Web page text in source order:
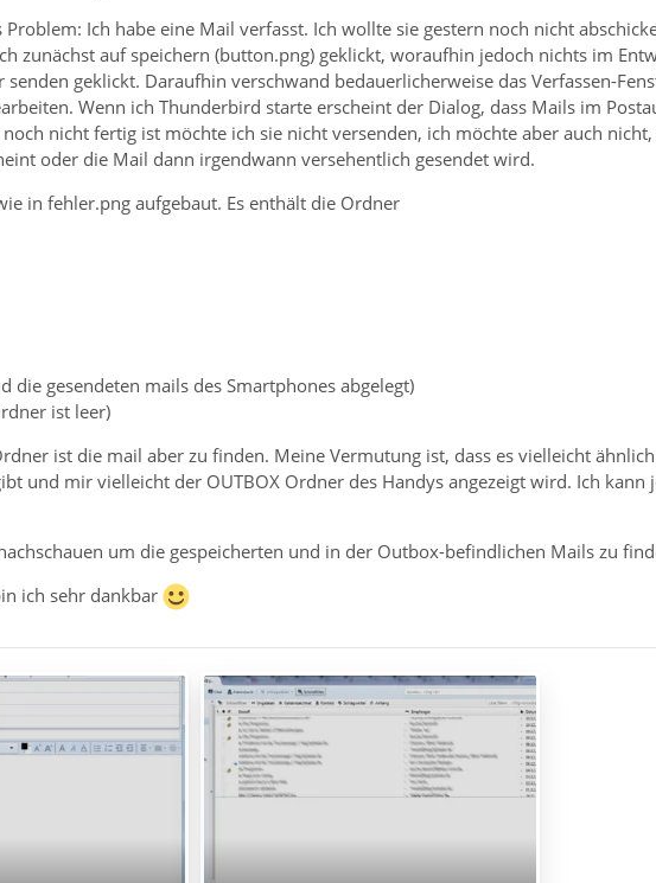
Problem: Ich habe eine Mail verfasst. Ich wollte sie gestern noch nicht
zunächst auf speichern (button.png) geklickt, woraufhin jedoch nichts im
senden geklickt. Daraufhin verschwand bedauerlicherweise das Verfassen-
Wenn ich Thunderbird starte erscheint der Dialog, dass Mails im
nicht fertig ist möchte ich sie nicht versenden, ich möchte aber auch
oder die Mail dann irgendwann versehentlich gesendet wird.
in fehler.png aufgebaut. Es enthält die Ordner
die gesendeten mails des Smartphones abgelegt)
ist leer)
ist die mail aber zu finden. Meine Vermutung ist, dass es vielleicht
und mir vielleicht der OUTBOX Ordner des Handys angezeigt wird. Ich
um die gespeicherten und in der Outbox-befindlichen Mails zu
ich sehr dankbar